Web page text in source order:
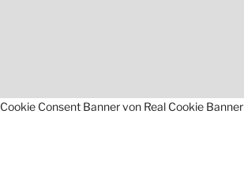
Cookie Consent Banner von Real Cookie Banner